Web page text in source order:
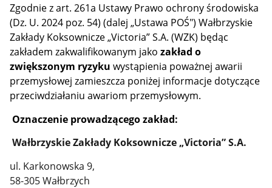
Zgodnie z art. 261a Ustawy Prawo ochrony środowiska
(Dz. U. 2024 poz. 54) (dalej „Ustawa POŚ") Wałbrzyskie
Zakłady Koksownicze „Victoria” S.A. (WZK) będąc
zakładem zakwalifikowanym jakozakład o
zwiększonym ryzyku wystąpienia poważnej awarii
przemysłowej zamieszcza poniżej informacje dotyczące
przeciwdziałaniu awariom przemysłowym.
Oznaczenie prowadzącego zakład:
Wałbrzyskie Zakłady Koksownicze „Victoria” S.A.
ul. Karkonowska 9,
58-305 Wałbrzych